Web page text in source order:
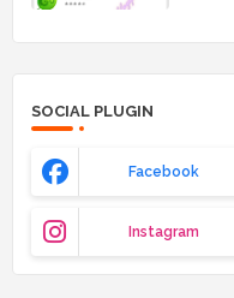
SOCIAL PLUGIN
Facebook
Instagram